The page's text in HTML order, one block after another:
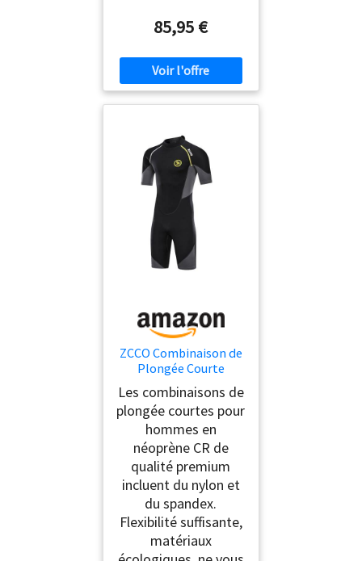
85,95 €
ZCCO Combinaison de
Plongée Courte
Homme 1.5 mm Shorty
Néoprène Natation L
Les combinaisons de
plongée courtes pour
hommes en
néoprène CR de
qualité premium
incluent du nylon et
du spandex.
Flexibilité suffisante,
matériaux